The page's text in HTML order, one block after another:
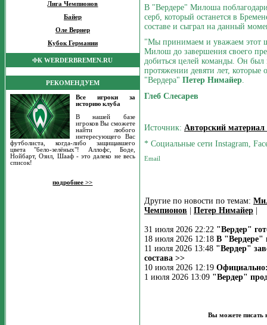
Лига Чемпионов
Байер
Оле Вернер
Кубок Германии
ФК WERDERBREMEN.RU
РЕКОМЕНДУЕМ
Все игроки за
историю клуба
В нашей базе
игроков Вы сможете
найти любого
интересующего Вас
футболиста, когда-либо защищавшего
цвета "бело-зелёных"! Аллофс, Боде,
Нойбарт, Озил, Шааф - это далеко не весь
список!
подробнее >>
В "Вердере" Милоша
серб, который останется в
составе и сыграл на данный
"Мы принимаем и уважаем этот
Милош до завершения своего
добиться целей команды. Он
протяжении девяти лет, которые
"Вердера" Петер Нимайер.
Глеб Слесарев
Источник: Авторский
* Социальные сети Instagram,
Другие по новости по темам:
Чемпионов
Петер Нимайер
31 июля 2026 22:22 "Вердер"
18 июля 2026 12:18 В "Вердере"
11 июля 2026 13:48 "Вердер"
состава >>
10 июля 2026 12:19
1 июля 2026 13:09 "Вердер"
Вы можете писать